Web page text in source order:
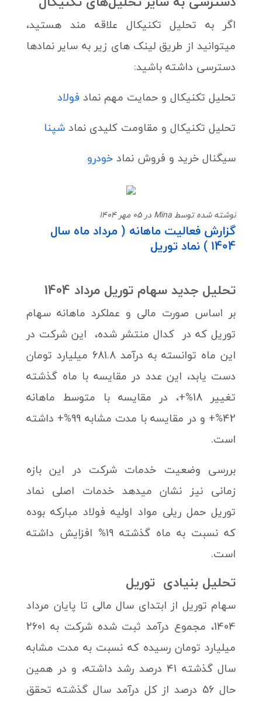
اگر به تحلیل تکنیکال علاقه مند هستید،
میتوانید از طریق لینک های زیر به سایر نمادها
دسترسی داشته باشید:
تحلیل تکنیکال و حمایت مهم نماد فولاد
تحلیل تکنیکال و مقاومت کلیدی نمادشپنا
سیگنال خرید و فروش نمادخودرو
نوشته شده توسط Mina در 05 مهر 1404
گزارش فعالیت ماهانه ( مرداد ماه سال
1404 ) نماد توریل
تحلیل جدید سهام توریل مرداد 1404
بر اساس صورت مالی و عملکرد ماهانه سهام
توریل که در کدال منتشر شده، این شرکت در
این ماه توانسته به درآمد 681.8 میلیارد تومان
دست یابد، این عدد در مقایسه با ماه گذشته
تغییر 18%+، در مقایسه با متوسط ماهانه
42%+ و در مقایسه با مدت مشابه 99%+ داشته
است.
بررسی وضعیت خدمات شرکت در این بازه
زمانی نیز نشان میدهد خدمات اصلی نماد
توریل حمل ریلی مواد اولیه فولاد مبارکه بوده
که نسبت به ماه گذشته 19% افزایش داشته
است.
تحلیل بنیادی توریل
سهام توریل از ابتدای سال مالی تا پایان مرداد
1404، مجموع درآمد ثبت شده شرکت به 2601
میلیارد تومان رسیده که نسبت به مدت مشابه
سال گذشته 41 درصد رشد داشته، و در همین
حال 56 درصد از کل درآمد سال گذشته تحقق